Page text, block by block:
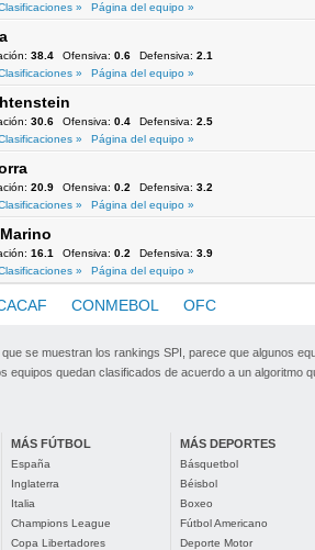
»
Página del equipo »
38.4 Ofensiva: 0.6 Defensiva: 2.1
»
Página del equipo »
30.6 Ofensiva: 0.4 Defensiva: 2.5
»
Página del equipo »
20.9 Ofensiva: 0.2 Defensiva: 3.2
»
Página del equipo »
16.1 Ofensiva: 0.2 Defensiva: 3.9
»
Página del equipo »
CONMEBOL OFC
se muestran los rankings SPI, parece que algunos
equipos quedan clasificados de acuerdo a un algoritmo
MÁS FÚTBOL
España
Inglaterra
Italia
Champions League
Copa Libertadores
MÁS DEPORTES
Básquetbol
Béisbol
Boxeo
Fútbol Americano
Deporte Motor